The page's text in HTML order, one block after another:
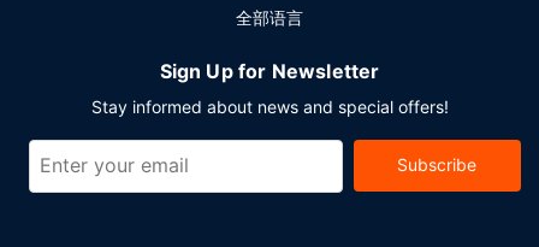
全部语言
Sign Up for Newsletter
Stay informed about news and special offers!
Subscribe